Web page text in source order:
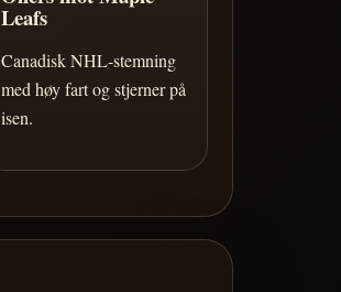
Leafs
Canadisk NHL-stemning
med høy fart og stjerner på
isen.